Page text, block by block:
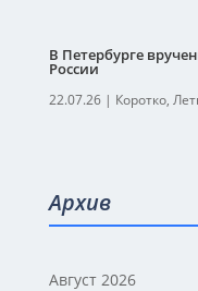
В Петербурге
России
22.07.26| Коротко,
Архив
Август 2026